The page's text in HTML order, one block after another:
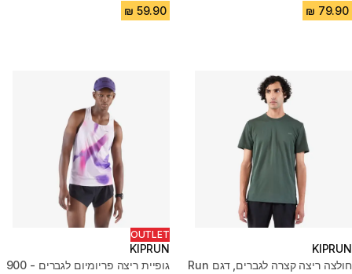
KIPRUN
חולצה ריצה קצרה לגברים, דגם Run
OUTLET
KIPRUN
גופיית ריצה פריומיום לגברים - 900